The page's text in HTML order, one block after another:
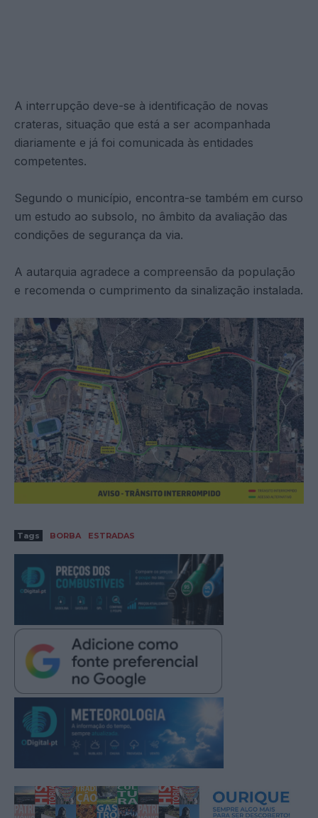
A interrupção deve-se à identificação de novas
crateras, situação que está a ser acompanhada
diariamente e já foi comunicada às entidades
competentes.
Segundo o município, encontra-se também em curso
um estudo ao subsolo, no âmbito da avaliação das
condições de segurança da via.
A autarquia agradece a compreensão da população
e recomenda o cumprimento da sinalização instalada.
Tags BORBA ESTRADAS